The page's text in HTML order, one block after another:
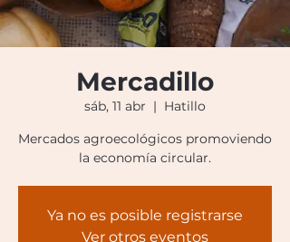
Mercadillo
sáb, 11 abr
  |
Hatillo
Mercados agroecológicos promoviendo
la economía circular.
Ya no es posible registrarse
Ver otros eventos